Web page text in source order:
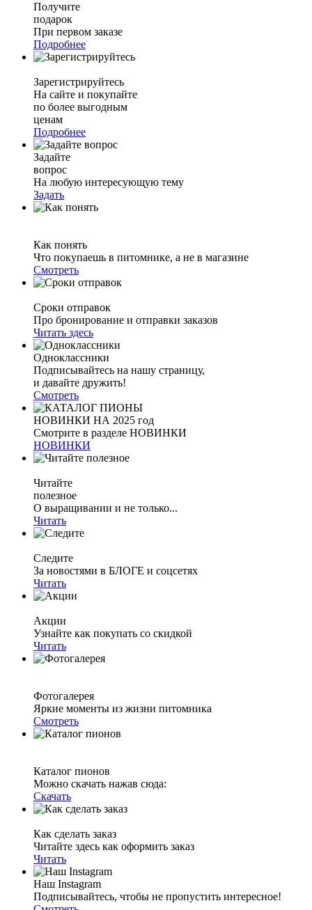
Получите
подарок
При первом заказе
Подробнее
Зарегистрируйтесь
На сайте и покупайте
по более выгодным
ценам
Подробнее
Задайте
вопрос
На любую интересующую тему
Задать
Как понять
Что покупаешь в питомнике, а не в магазине
Смотреть
Сроки отправок
Про бронирование и отправки заказов
Читать здесь
Одноклассники
Подписывайтесь на нашу страницу,
и давайте дружить!
Смотреть
НОВИНКИ НА 2025 год
Смотрите в разделе НОВИНКИ
НОВИНКИ
Читайте
полезное
О выращивании и не только...
Читать
Следите
За новостями в БЛОГЕ и соцсетях
Читать
Акции
Узнайте как покупать со скидкой
Читать
Фотогалерея
Яркие моменты из жизни питомника
Смотреть
Каталог пионов
Можно скачать нажав сюда:
Скачать
Как сделать заказ
Читайте здесь как оформить заказ
Читать
Наш Instagram
Подписывайтесь, чтобы не пропустить интересное!